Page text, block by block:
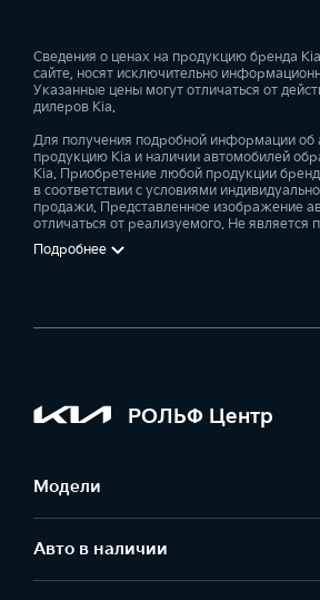
Сведения о ценах на продукцию бренда
сайте, носят исключительно
Указанные цены могут отличаться от
дилеров Kia.
Для получения подробной информации об
продукцию Kia и наличии автомобилей
Kia. Приобретение любой продукции
в соответствии с условиями
продажи. Представленное изображение
отличаться от реализуемого. Не является
Подробнее
РОЛЬФ Центр
Модели
Авто в наличии